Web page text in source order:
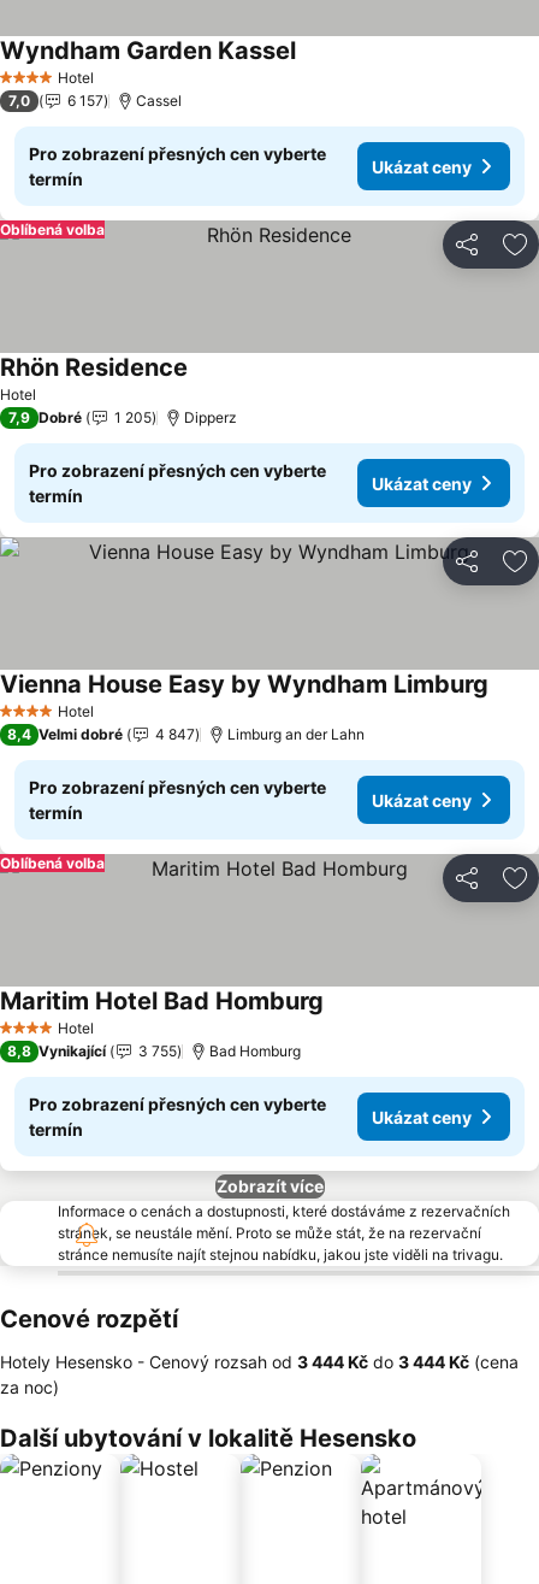
4 Počet hvězdiček
Hotel
Wyndham Garden KasselUkázat ceny
7,0 6 157 Cassel
Pro zobrazení přesných cen vyberte
termín
Ukázat ceny
Sdílet
Oblíbená volba
Hotel
Rhön Residence
7,9 Dobré 1 205 Dipperz
Pro zobrazení přesných cen vyberte
termín
Ukázat ceny
Sdílet
4 Počet hvězdiček
Hotel
Vienna House Easy by Wyndham Limburg
8,4 Velmi dobré 4 847 Limburg an der Lahn
Pro zobrazení přesných cen vyberte
termín
Ukázat ceny
Sdílet
Oblíbená volba
4 Počet hvězdiček
Hotel
Maritim Hotel Bad Homburg
8,8 Vynikající 3 755 Bad Homburg
Pro zobrazení přesných cen vyberte
termín
Ukázat ceny
Zobrazít více
Informace o cenách a dostupnosti, které dostáváme z rezervačních
stránek, se neustále mění. Proto se může stát, že na rezervační
stránce nemusíte najít stejnou nabídku, jakou jste viděli na trivagu.
Cenové rozpětí
Hotely Hesensko - Cenový rozsah od ‎3 444 Kč do ‎3 444 Kč (cena
za noc)
Další ubytování v lokalitě Hesensko